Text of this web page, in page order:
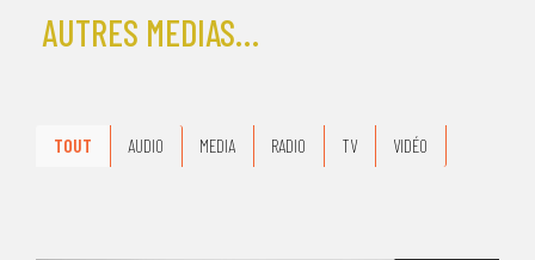
AUTRES MEDIAS…
TOUT AUDIO MEDIA RADIO TV VIDÉO